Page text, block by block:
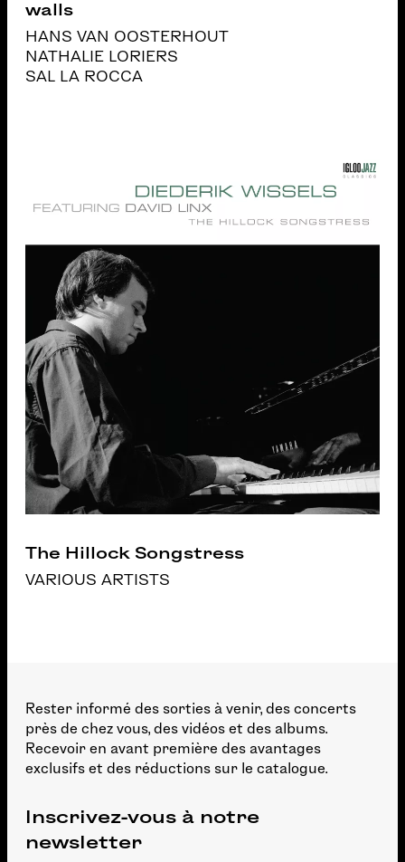
walls
HANS VAN OOSTERHOUT
NATHALIE LORIERS
SAL LA ROCCA
The Hillock Songstress
VARIOUS ARTISTS
Rester informé des sorties à venir, des concerts
près de chez vous, des vidéos et des albums.
Recevoir en avant première des avantages
exclusifs et des réductions sur le catalogue.
Inscrivez-vous à notre
newsletter